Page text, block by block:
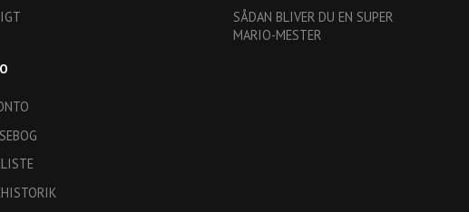
SÅDAN BLIVER DU EN SUPER
MARIO-MESTER